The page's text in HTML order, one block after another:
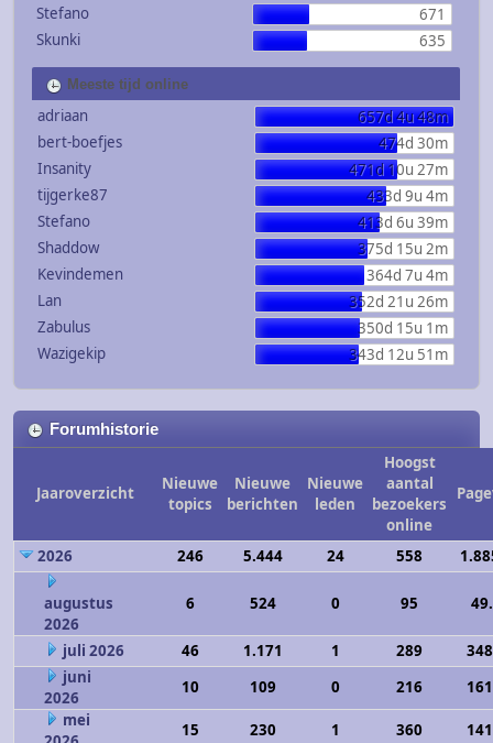
Stefano
671
Skunki
635
Meeste tijd online
adriaan
657d 4u 48m
bert-boefjes
474d 30m
Insanity
471d 10u 27m
tijgerke87
433d 9u 4m
Stefano
413d 6u 39m
Shaddow
375d 15u 2m
Kevindemen
364d 7u 4m
Lan
352d 21u 26m
Zabulus
350d 15u 1m
Wazigekip
343d 12u 51m
Forumhistorie
Jaaroverzicht
Nieuwe
topics
Nieuwe
berichten
Nieuwe
leden
Hoogst
aantal
bezoekers
online
2026 246 5.444 24 558
augustus
2026
6 524 0 95
juli 2026 46 1.171 1 289
juni
2026
10 109 0 216
mei
15 230 1 360